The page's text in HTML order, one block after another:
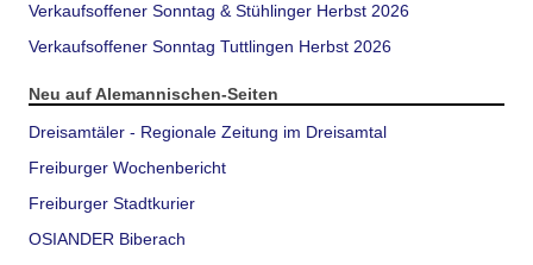
Verkaufsoffener Sonntag & Stühlinger Herbst 2026
Verkaufsoffener Sonntag Tuttlingen Herbst 2026
Neu auf Alemannischen-Seiten
Dreisamtäler - Regionale Zeitung im Dreisamtal
Freiburger Wochenbericht
Freiburger Stadtkurier
OSIANDER Biberach